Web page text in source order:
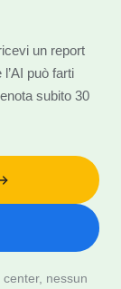
un report
può farti
subito 30
nessun